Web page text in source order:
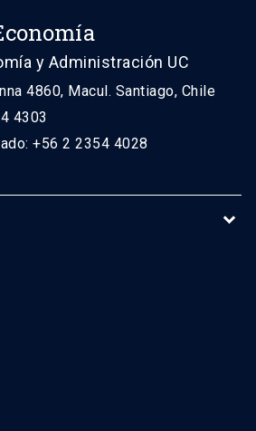
y Administración UC
4860, Macul. Santiago, Chile
4303
+56 2 2354 4028